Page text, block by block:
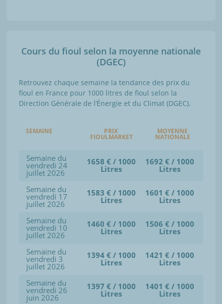
Cours du fioul selon la moyenne nationale
(DGEC)
Retrouvez chaque semaine la tendance des prix du
fioul en France pour 1000 litres de fioul selon la
Direction Générale de l’Énergie et du Climat (DGEC).
SEMAINE PRIX
FIOULMARKET
MOYENNE
NATIONALE
Semaine du
vendredi 24
juillet 2026
1658 € / 1000
Litres
1692 € / 1000
Litres
Semaine du
vendredi 17
juillet 2026
1583 € / 1000
Litres
1601 € / 1000
Litres
Semaine du
vendredi 10
juillet 2026
1460 € / 1000
Litres
1506 € / 1000
Litres
Semaine du
vendredi 3
juillet 2026
1394 € / 1000
Litres
1421 € / 1000
Litres
Semaine du
vendredi 26
juin 2026
1397 € / 1000
Litres
1401 € / 1000
Litres